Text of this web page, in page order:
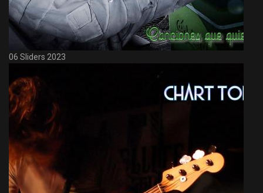
06 Sliders 2023